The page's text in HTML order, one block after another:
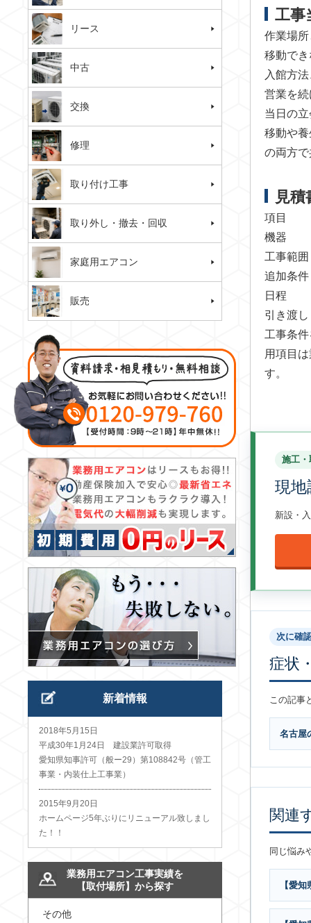
工事
作業場
移動で
入館方
営業を
当日の
移動や
の両方
見
項目
機器
工事範囲
追加条件
日程
引き渡し
工事条
用項目は
す。
施工・
現
新設・
次に確
症状
この記事
名古屋
関連
同じ悩み
【愛
リース
中古
交換
修理
取り付け工事
取り外し・撤去・回収
家庭用エアコン
販売
新着情報
2018年5月15日
平成30年1月24日 建設業許可取得
愛知県知事許可（般ー29）第108842号（管工
事業・内装仕上工事業）
2015年9月20日
ホームページ5年ぶりにリニューアル致しまし
た！！
業務用エアコン工事実績を
【取付場所】から探す
その他